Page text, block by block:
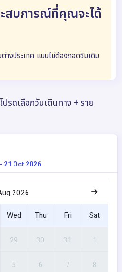
สบการณ์ที่คุณจะได้
างประเทศ แบบไม่ต้องถอดซิมเดิม
โปรดเลือกวันเดินทาง + ราย
21 Oct 2026
2026
Wed Thu Fri Sat